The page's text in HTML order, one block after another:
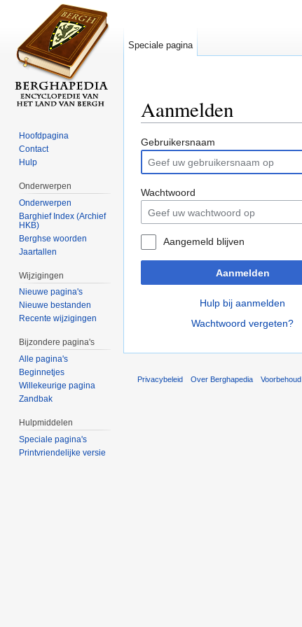
Aanmelden
Gebruikersnaam
Wachtwoord
Aangemeld blijven
Aanmelden
Hulp bij aanmelden
Wachtwoord vergeten?
Speciale pagina
Hoofdpagina
Contact
Hulp
Onderwerpen
Onderwerpen
Barghief Index (Archief
HKB)
Berghse woorden
Jaartallen
Wijzigingen
Nieuwe pagina's
Nieuwe bestanden
Recente wijzigingen
Bijzondere pagina's
Alle pagina's
Beginnetjes
Willekeurige pagina
Zandbak
Hulpmiddelen
Speciale pagina's
Printvriendelijke versie
Privacybeleid Over Berghapedia Voorbehoud